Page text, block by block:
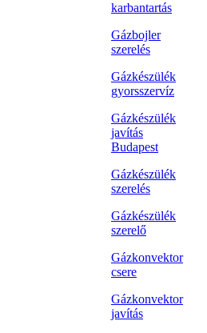
karbantartás
Gázbojler
szerelés
Gázkészülék
gyorsszervíz
Gázkészülék
javítás
Budapest
Gázkészülék
szerelés
Gázkészülék
szerelő
Gázkonvektor
csere
Gázkonvektor
javítás